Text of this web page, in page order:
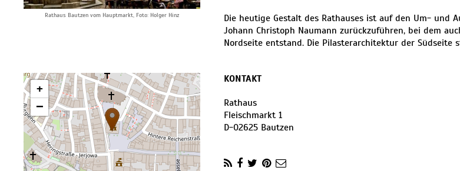
Rathaus Bautzen vom Hauptmarkt, Foto: Holger Hinz
Die heutige Gestalt des Rathauses ist auf den Um- und
Johann Christoph Naumann zurückzuführen, bei dem
Nordseite entstand. Die Pilasterarchitektur der Südseite
+
−
KONTAKT
Rathaus
Fleischmarkt 1
D-02625 Bautzen